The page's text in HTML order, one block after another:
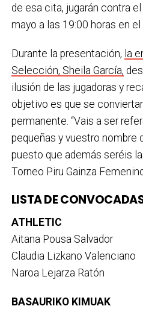
de esa cita, jugarán contra
mayo a las 19:00 horas en
Durante la presentación, la
Selección, Sheila García,
ilusión de las jugadoras y
objetivo es que se
permanente. “Vais a ser
pequeñas y vuestro nombre
puesto que además seréis
Torneo Piru Gainza
LISTA DE
ATHLETIC
Aitana Pousa Salvador
Claudia Lizkano Valenciano
Naroa Lejarza Ratón
BASAURIKO KIMUAK